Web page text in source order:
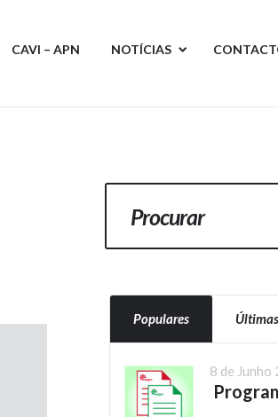
CAVI – APN NOTÍCIAS
Populares Últimas
8 de Junho